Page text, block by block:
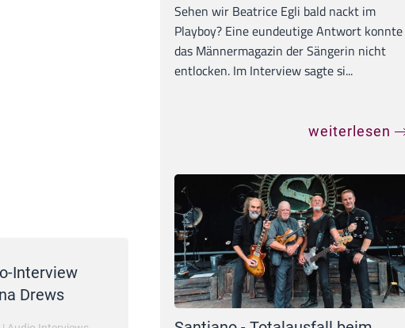
Interview
Drews
Sehen wir Beatrice Egli bald nackt im
Playboy? Eine eundeutige Antwort konnte
das Männermagazin der Sängerin nicht
entlocken. Im Interview sagte si...
weiterlesen